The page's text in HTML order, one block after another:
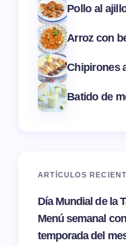
Pollo al
Arroz con
Chipirones
Batido de
ARTÍCULOS
Día Mundial de la
Menú semanal
temporada del